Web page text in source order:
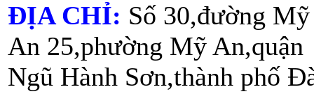
ĐỊA CHỈ: Số 30,đường Mỹ
An 25,phường Mỹ An,quận
Ngũ Hành Sơn,thành phố